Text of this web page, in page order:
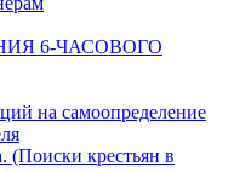
6-ЧАСОВОГО
на самоопределение
(Поиски крестьян в